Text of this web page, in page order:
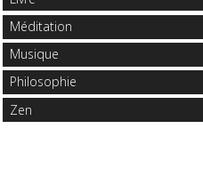
Méditation
Musique
Philosophie
Zen